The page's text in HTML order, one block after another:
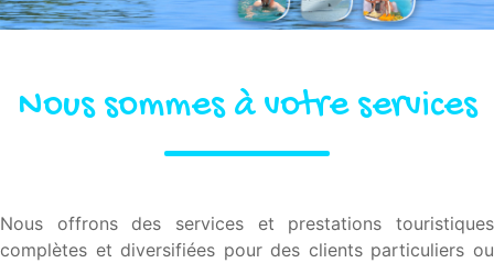
Nous sommes à votre services
Nous offrons des services et prestations touristiques
complètes et diversifiées pour des clients particuliers ou